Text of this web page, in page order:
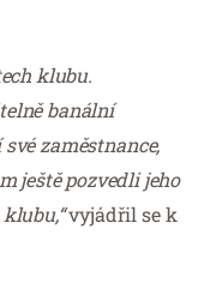
klubu.
banální
zaměstnance,
ještě pozvedli jeho
vyjádřil se k